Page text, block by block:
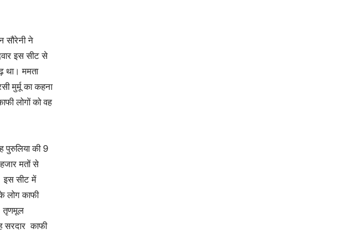
सौरेनी ने
इस सीट से
था। ममता
मुर्मू का कहना
लोगों को वह
पुरुलिया की 9
मतों से
इस सीट में
लोग काफी
तृणमूल
सरदार काफी